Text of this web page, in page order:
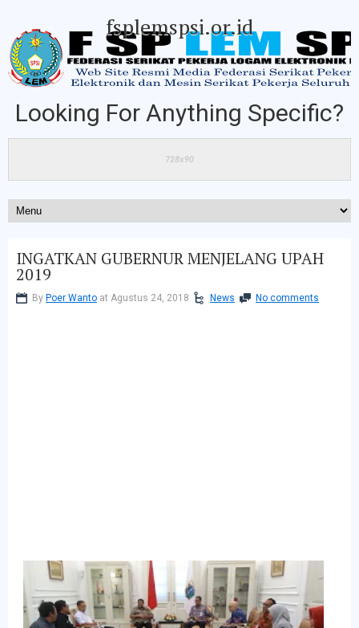
fsplemspsi.or.id
Looking For Anything Specific?
INGATKAN GUBERNUR MENJELANG UPAH
2019
By Poer Wanto at Agustus 24, 2018 News No comments